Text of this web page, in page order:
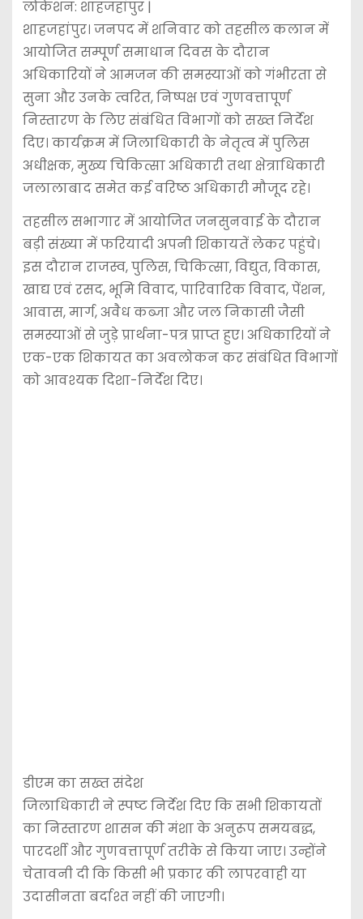
लोकेशन: शाहजहांपुर |
शाहजहांपुर। जनपद में शनिवार को तहसील कलान में
आयोजित सम्पूर्ण समाधान दिवस के दौरान
अधिकारियों ने आमजन की समस्याओं को गंभीरता से
सुना और उनके त्वरित, निष्पक्ष एवं गुणवत्तापूर्ण
निस्तारण के लिए संबंधित विभागों को सख्त निर्देश
दिए। कार्यक्रम में जिलाधिकारी के नेतृत्व में पुलिस
अधीक्षक, मुख्य चिकित्सा अधिकारी तथा क्षेत्राधिकारी
जलालाबाद समेत कई वरिष्ठ अधिकारी मौजूद रहे।
तहसील सभागार में आयोजित जनसुनवाई के दौरान
बड़ी संख्या में फरियादी अपनी शिकायतें लेकर पहुंचे।
इस दौरान राजस्व, पुलिस, चिकित्सा, विद्युत, विकास,
खाद्य एवं रसद, भूमि विवाद, पारिवारिक विवाद, पेंशन,
आवास, मार्ग, अवैध कब्जा और जल निकासी जैसी
समस्याओं से जुड़े प्रार्थना-पत्र प्राप्त हुए। अधिकारियों ने
एक-एक शिकायत का अवलोकन कर संबंधित विभागों
को आवश्यक दिशा-निर्देश दिए।
डीएम का सख्त संदेश
जिलाधिकारी ने स्पष्ट निर्देश दिए कि सभी शिकायतों
का निस्तारण शासन की मंशा के अनुरूप समयबद्ध,
पारदर्शी और गुणवत्तापूर्ण तरीके से किया जाए। उन्होंने
चेतावनी दी कि किसी भी प्रकार की लापरवाही या
उदासीनता बर्दाश्त नहीं की जाएगी।